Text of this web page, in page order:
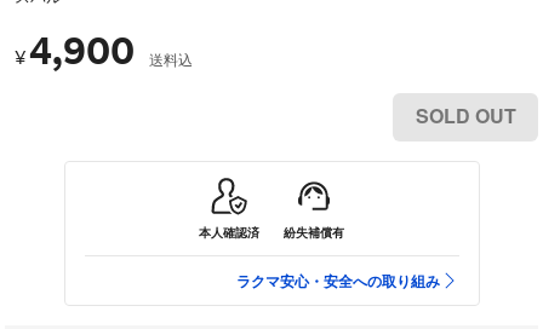
¥4,900 送料込
SOLD OUT
本人確認済 紛失補償有
ラクマ安心・安全への取り組み